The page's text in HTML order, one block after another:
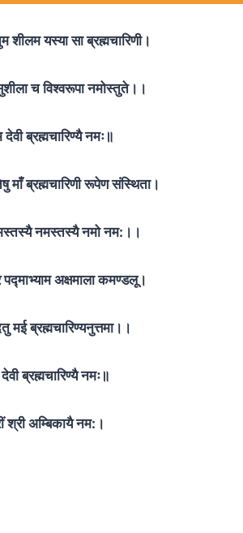
शीलम यस्या सा ब्रह्मचारिणी।
च विश्वरूपा नमोस्तुते।।
ब्रह्मचारिण्यै नमः॥
माँ ब्रह्मचारिणी रूपेण संस्थिता।
नमस्तस्यै नमो नम:।।
अक्षमाला कमण्डलू।
मई ब्रह्मचारिण्यनुत्तमा।।
ब्रह्मचारिण्यै नमः॥
श्री अम्बिकायै नम:।